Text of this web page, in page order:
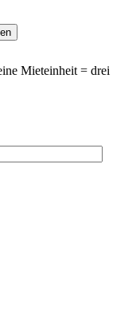
Mieteinheit = drei